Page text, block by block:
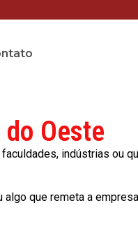
Oeste
indústrias ou
que remeta a